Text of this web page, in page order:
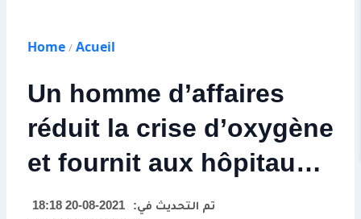
Home / Acueil
Un homme d’affaires
réduit la crise d’oxygène
et fournit aux hôpitaux
de Tipaza une quantité
تم التحديث في:
2021-08-20 18:18